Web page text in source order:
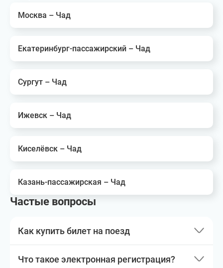
Москва – Чад
Екатеринбург-пассажирский – Чад
Сургут – Чад
Ижевск – Чад
Киселёвск – Чад
Казань-пассажирская – Чад
Частые вопросы
Как купить билет на поезд
Что такое электронная регистрация?